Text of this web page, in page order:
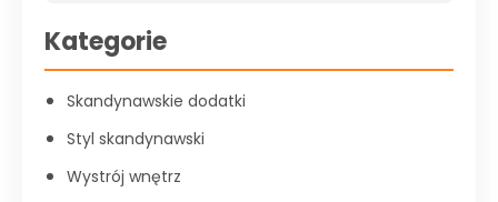
Kategorie
Skandynawskie dodatki
Styl skandynawski
Wystrój wnętrz